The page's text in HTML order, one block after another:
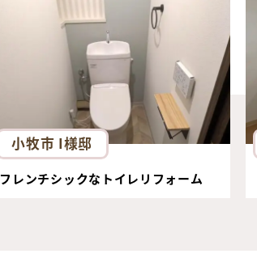
小牧市 I様邸
フレンチシックなトイレリフォーム